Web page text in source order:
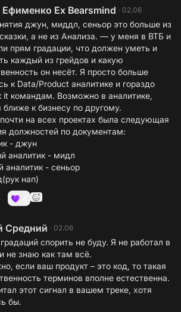
Ex Bearsmind · 02.06
джун, миддл, сеньор это больше из
а не из Анализа. — у меня в ВТБ и
прям градации, что должен уметь и
каждый из грейдов и какую
он несёт. Я просто больше
к Data/Product аналитике и гораздо
it командам. Возможно в аналитике,
ближе к бизнесу по другому.
на всех проектах была следующая
должностей по документам:
- джун
аналитик - мидл
аналитик - сеньор
нап)
Средний · 02.06
спорить не буду. Я не работал в
не знаю как там всё.
если ваш продукт – это код, то такая
терминов вполне естественна.
этот сигнал в вашем треке, хотя
бы.